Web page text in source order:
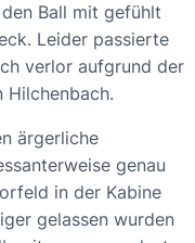
Ball mit gefühlt
Leider passierte
verlor aufgrund der
ärgerliche
genau
in der Kabine
gelassen wurden